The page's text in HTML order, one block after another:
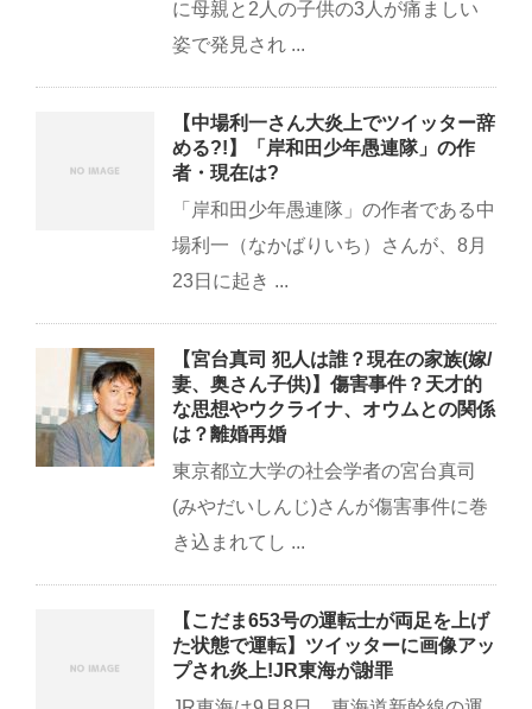
に母親と2人の子供の3人が痛ましい
姿で発見され ...
【中場利一さん大炎上でツイッター辞
める?!】「岸和田少年愚連隊」の作
者・現在は?
「岸和田少年愚連隊」の作者である中
場利一（なかばりいち）さんが、8月
23日に起き ...
【宮台真司 犯人は誰？現在の家族(嫁/
妻、奥さん子供)】傷害事件？天才的
な思想やウクライナ、オウムとの関係
は？離婚再婚
東京都立大学の社会学者の宮台真司
(みやだいしんじ)さんが傷害事件に巻
き込まれてし ...
【こだま653号の運転士が両足を上げ
た状態で運転】ツイッターに画像アッ
プされ炎上!JR東海が謝罪